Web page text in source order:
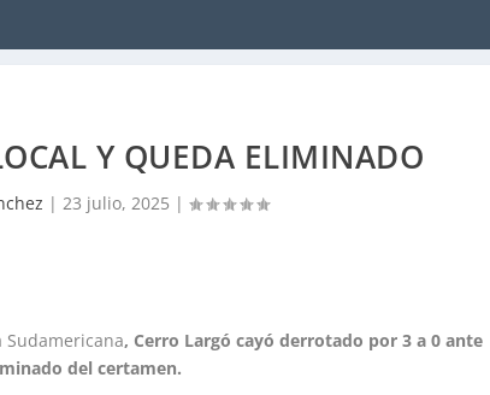
Y QUEDA ELIMINADO
| 23 julio, 2025 |
Sudamericana, Cerro Largó cayó derrotado por 3 a 0 ante
del certamen.